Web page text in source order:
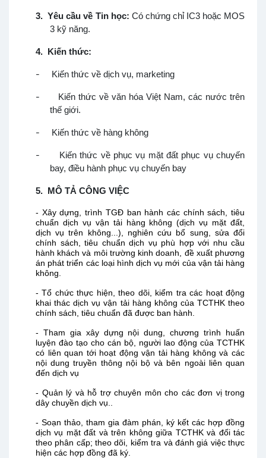
3. Yêu cầu về Tin học: Có chứng chỉ IC3 hoặc MOS
3 kỹ năng.
4. Kiến thức:
- Kiến thức về dịch vụ, marketing
-
Kiến thức về văn hóa Việt Nam, các nước trên
thế giới.
- Kiến thức về hàng không
-
Kiến thức về phục vụ mặt đất phục vụ chuyến
bay, điều hành phục vụ chuyến bay
5. MÔ TẢ CÔNG VIỆC
- Xây dựng, trình TGĐ ban hành các chính sách, tiêu
chuẩn dịch vụ vận tải hàng không (dịch vụ mặt đất,
dịch vụ trên không...), nghiên cứu bổ sung, sửa đổi
chính sách, tiêu chuẩn dịch vụ phù hợp với nhu cầu
hành khách và môi trường kinh doanh, đề xuất phương
án phát triển các loại hình dịch vụ mới của vận tải hàng
không.
-Tổ chức thực hiện, theo dõi, kiểm tra các hoạt động
khai thác dịch vụ vận tải hàng không của TCTHK theo
chính sách, tiêu chuẩn đã được ban hành.
- Tham gia xây dựng nội dung, chương trình huấn
luyện đào tạo cho cán bộ, người lao động của TCTHK
có liên quan tới hoạt động vận tải hàng không và các
nội dung truyền thông nội bộ và bên ngoài liên quan
đến dịch vụ
- Quản lý và hỗ trợ chuyên môn cho các đơn vị trong
dây chuyền dịch vụ..
- Soạn thảo, tham gia đàm phán, ký kết các hợp đồng
dịch vụ mặt đất và trên không giữa TCTHK và đối tác
theo phân cấp; theo dõi, kiểm tra và đánh giá việc thực
hiện các hợp đồng đã ký.